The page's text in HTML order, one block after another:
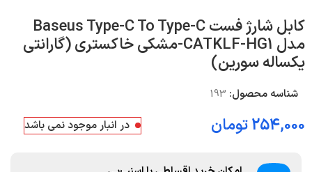
کابل شارژ فست Baseus Type-C To Type-C
مدل CATKLF-HG1-مشکی خاکستری (گارانتی
یکساله سورین)
شناسه محصول: 193
254,000تومان در انبار موجود نمی باشد